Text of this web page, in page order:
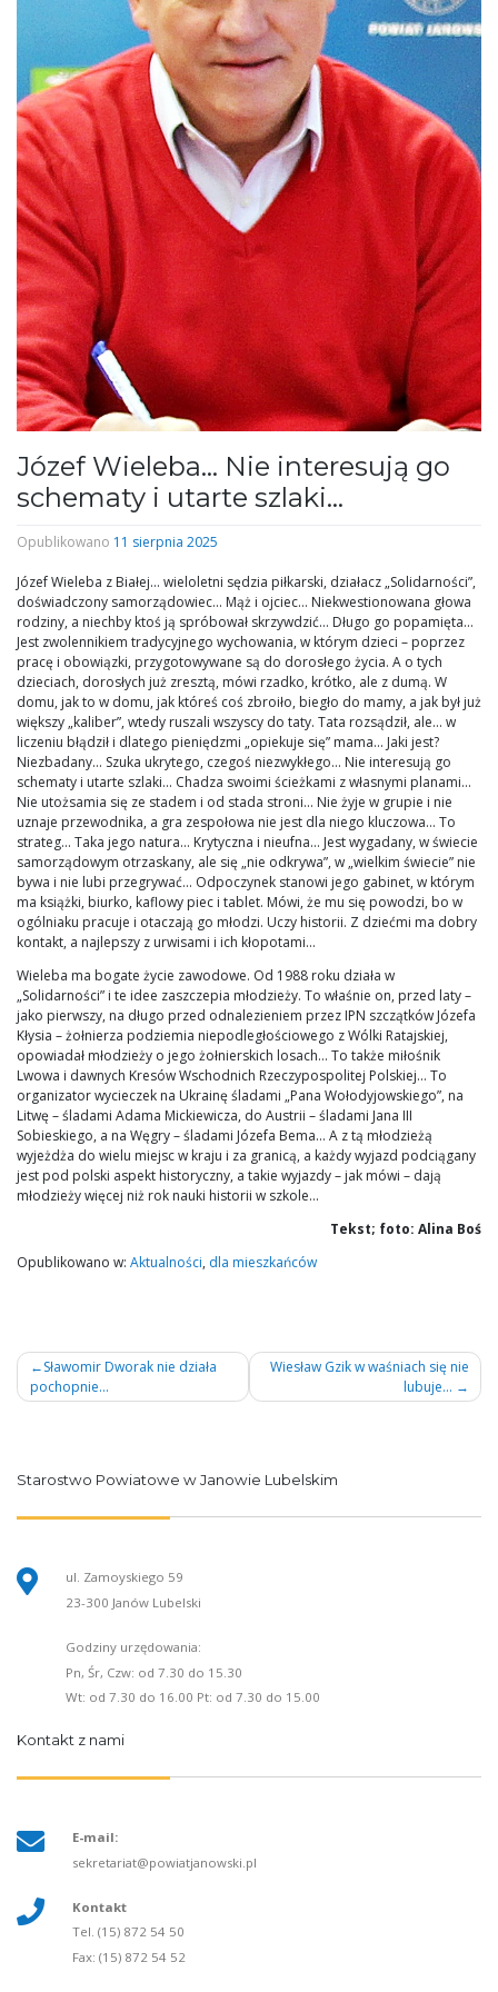
Józef Wieleba… Nie interesują go
schematy i utarte szlaki…
Opublikowano 11 sierpnia 2025
Józef Wieleba z Białej… wieloletni sędzia piłkarski, działacz „Solidarności”,
doświadczony samorządowiec… Mąż i ojciec… Niekwestionowana głowa
rodziny, a niechby ktoś ją spróbował skrzywdzić… Długo go popamięta…
Jest zwolennikiem tradycyjnego wychowania, w którym dzieci – poprzez
pracę i obowiązki, przygotowywane są do dorosłego życia. A o tych
dzieciach, dorosłych już zresztą, mówi rzadko, krótko, ale z dumą. W
domu, jak to w domu, jak któreś coś zbroiło, biegło do mamy, a jak był już
większy „kaliber”, wtedy ruszali wszyscy do taty. Tata rozsądził, ale… w
liczeniu błądził i dlatego pieniędzmi „opiekuje się” mama… Jaki jest?
Niezbadany… Szuka ukrytego, czegoś niezwykłego… Nie interesują go
schematy i utarte szlaki… Chadza swoimi ścieżkami z własnymi planami…
Nie utożsamia się ze stadem i od stada stroni… Nie żyje w grupie i nie
uznaje przewodnika, a gra zespołowa nie jest dla niego kluczowa… To
strateg… Taka jego natura… Krytyczna i nieufna… Jest wygadany, w świecie
samorządowym otrzaskany, ale się „nie odkrywa”, w „wielkim świecie” nie
bywa i nie lubi przegrywać… Odpoczynek stanowi jego gabinet, w którym
ma książki, biurko, kaflowy piec i tablet. Mówi, że mu się powodzi, bo w
ogólniaku pracuje i otaczają go młodzi. Uczy historii. Z dziećmi ma dobry
kontakt, a najlepszy z urwisami i ich kłopotami…
Wieleba ma bogate życie zawodowe. Od 1988 roku działa w
„Solidarności” i te idee zaszczepia młodzieży. To właśnie on, przed laty –
jako pierwszy, na długo przed odnalezieniem przez IPN szczątków Józefa
Kłysia – żołnierza podziemia niepodległościowego z Wólki Ratajskiej,
opowiadał młodzieży o jego żołnierskich losach… To także miłośnik
Lwowa i dawnych Kresów Wschodnich Rzeczypospolitej Polskiej… To
organizator wycieczek na Ukrainę śladami „Pana Wołodyjowskiego”, na
Litwę – śladami Adama Mickiewicza, do Austrii – śladami Jana III
Sobieskiego, a na Węgry – śladami Józefa Bema… A z tą młodzieżą
wyjeżdża do wielu miejsc w kraju i za granicą, a każdy wyjazd podciągany
jest pod polski aspekt historyczny, a takie wyjazdy – jak mówi – dają
młodzieży więcej niż rok nauki historii w szkole…
Tekst; foto: Alina Boś
Opublikowano w: Aktualności, dla mieszkańców
Nawigacja
wpisu
Sławomir Dworak nie działa
pochopnie…
Wiesław Gzik w waśniach się nie
lubuje…
Starostwo Powiatowe w Janowie Lubelskim
ul. Zamoyskiego 59
23-300 Janów Lubelski
Godziny urzędowania:
Pn, Śr, Czw: od 7.30 do 15.30
Wt: od 7.30 do 16.00 Pt: od 7.30 do 15.00
Kontakt z nami
E-mail:
sekretariat@powiatjanowski.pl
Kontakt
Tel. (15) 872 54 50
Fax: (15) 872 54 52